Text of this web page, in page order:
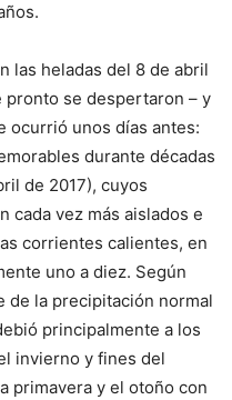
las heladas del 8 de abril
pronto se despertaron – y
ocurrió unos días antes:
durante décadas
de 2017), cuyos
cada vez más aislados e
corrientes calientes, en
uno a diez. Según
de la precipitación normal
principalmente a los
invierno y fines del
primavera y el otoño con